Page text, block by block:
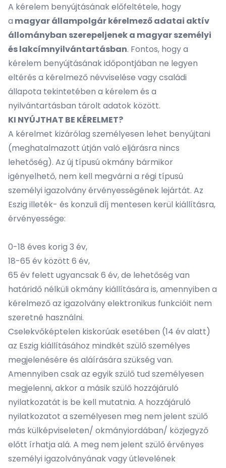
A kérelem benyújtásának előfeltétele, hogy
a magyar állampolgár kérelmező adatai aktív
állományban szerepeljenek a magyar személyi
és lakcímnyilvántartásban. Fontos, hogy a
kérelem benyújtásának időpontjában ne legyen
eltérés a kérelmező névviselése vagy családi
állapota tekintetében a kérelem és a
nyilvántartásban tárolt adatok között.
KI NYÚJTHAT BE KÉRELMET?
A kérelmet kizárólag személyesen lehet benyújtani
(meghatalmazott útján való eljárásra nincs
lehetőség). Az új típusú okmány bármikor
igényelhető, nem kell megvárni a régi típusú
személyi igazolvány érvényességének lejártát. Az
Eszig illeték- és konzuli díj mentesen kerül kiállításra,
érvényessége:
0-18 éves korig 3 év,
18-65 év között 6 év,
65 év felett ugyancsak 6 év, de lehetőség van
határidő nélküli okmány kiállítására is, amennyiben a
kérelmező az igazolvány elektronikus funkcióit nem
szeretné használni.
Cselekvőképtelen kiskorúak esetében (14 év alatt)
az Eszig kiállításához mindkét szülő személyes
megjelenésére és aláírására szükség van.
Amennyiben csak az egyik szülő tud személyesen
megjelenni, akkor a másik szülő hozzájáruló
nyilatkozatát is be kell mutatnia. A hozzájáruló
nyilatkozatot a személyesen meg nem jelent szülő
más külképviseleten/ okmányiordában/ közjegyző
előtt írhatja alá. A meg nem jelent szülő érvényes
személyi igazolványának vagy útlevelének